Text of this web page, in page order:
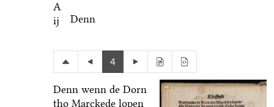
A
ij
Denn
4
Denn wenn de Dorn
tho Marckede lopen